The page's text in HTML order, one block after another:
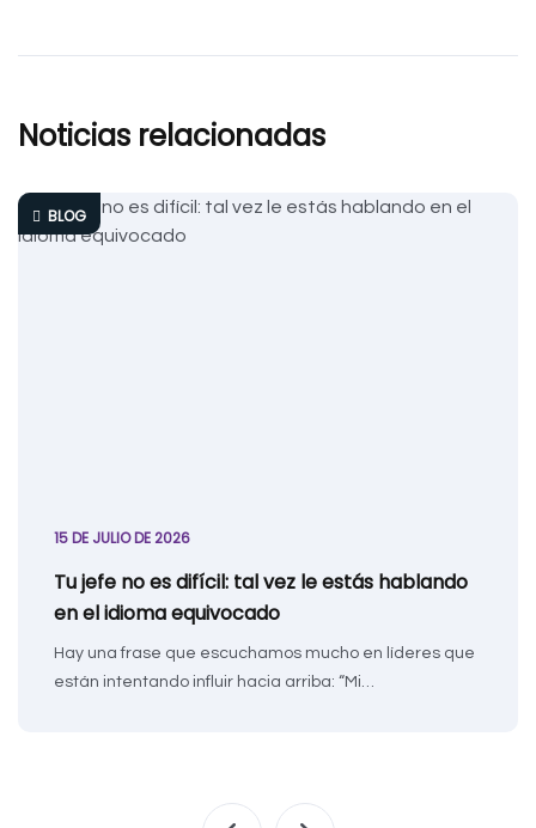
Noticias relacionadas
BLOG
15 DE JULIO DE 2026
Tu jefe no es difícil: tal vez le estás hablando
en el idioma equivocado
Hay una frase que escuchamos mucho en líderes que
están intentando influir hacia arriba: “Mi…